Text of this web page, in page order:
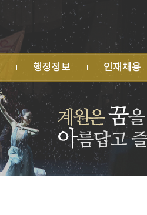
행정정보
학교회계 예·결산
법인지원현황
학교발전기금
물품 및 공사계약
업무추진비 집행
수익자부담경비 집
행
학교시설 대관
인재채용